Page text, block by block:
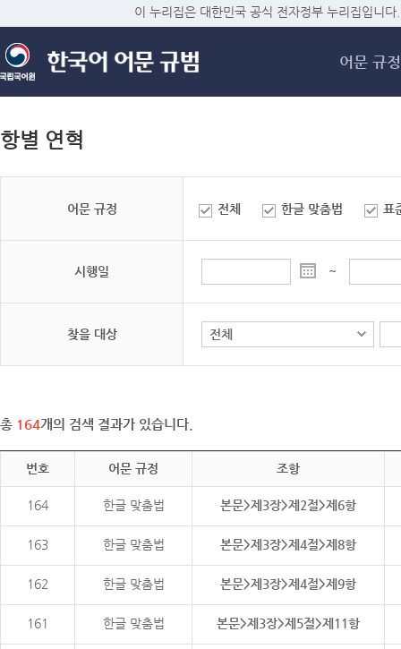
메
이 누리집은 대한민국 공식 전자정부 누리집입니다.
어문 규정
항별 연혁
어문 규정 전체 한글 맞춤법 표
시행일 ~
찾을 대상
총 164개의 검색 결과가 있습니다.
번호 어문 규정 조항
164 한글 맞춤법 본문>제3장>제2절>제6항
163 한글 맞춤법 본문>제3장>제4절>제8항
162 한글 맞춤법 본문>제3장>제4절>제9항
161 한글 맞춤법 본문>제3장>제5절>제11항